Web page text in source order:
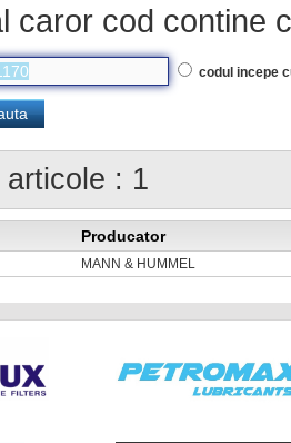
caror cod contine
codul incepe
: 1
Producator
MANN & HUMMEL